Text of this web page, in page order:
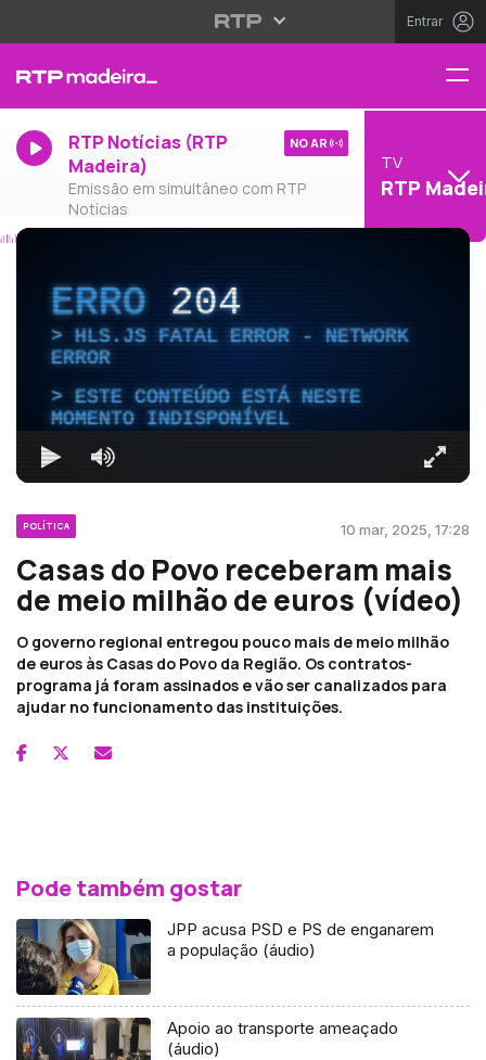
Entrar
RTP Notícias (RTP
Madeira)
Emissão em simultâneo com RTP
Notícias
NO AR
TV
RTP
ERRO204
HLS.JS FATAL ERROR - NETWORK
ERROR
ESTE CONTEÚDO ESTÁ NESTE
MOMENTO INDISPONÍVEL
POLÍTICA 10 mar, 2025, 17:28
Casas do Povo receberam mais
de meio milhão de euros (vídeo)
O governo regional entregou pouco mais de meio milhão
de euros às Casas do Povo da Região. Os contratos-
programa já foram assinados e vão ser canalizados para
ajudar no funcionamento das instituições.
Pode também gostar
JPP acusa PSD e PS de enganarem
a população (áudio)
Apoio ao transporte ameaçado
(áudio)